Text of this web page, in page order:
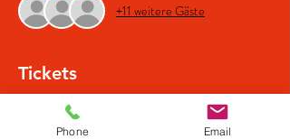
+11 weitere Gäste
Tickets
Verkauf beendet
Phone Email